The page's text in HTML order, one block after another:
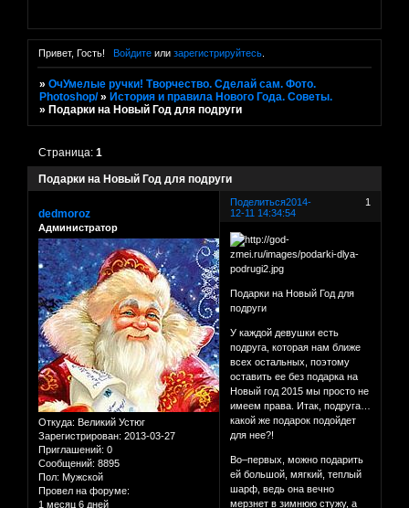
Привет, Гость! Войдитеили зарегистрируйтесь.
»ОчУмелые ручки! Творчество. Сделай сам. Фото.
Photoshop/ » История и правила Нового Года. Советы.
» Подарки на Новый Год для подруги
Подарки на Новый Год для подруги
Страница:1
Поделиться 1
2014-
12-11 14:34:54
dedmoroz
Администратор
Откуда: Великий Устюг
Зарегистрирован: 2013-03-27
Приглашений: 0
Сообщений: 8895
Пол: Мужской
Провел на форуме:
1 месяц 6 дней
Подарки на Новый Год для
подруги
У каждой девушки есть
подруга, которая нам ближе
всех остальных, поэтому
оставить ее без подарка на
Новый год 2015 мы просто не
имеем права. Итак, подруга…
какой же подарок подойдет
для нее?!
Во–первых, можно подарить
ей большой, мягкий, теплый
шарф, ведь она вечно
мерзнет в зимнюю стужу, а